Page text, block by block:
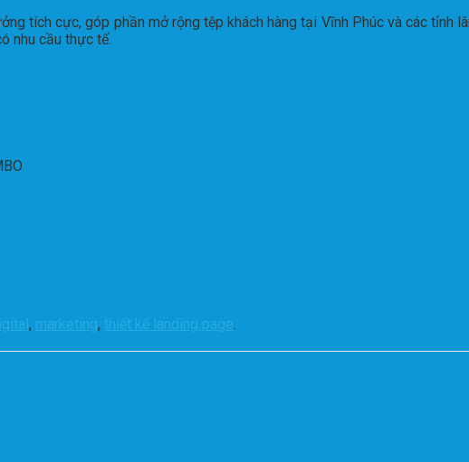
tích cực, góp phần mở rộng tệp khách hàng tại Vĩnh Phúc và các tỉnh
nhu cầu thực tế.
, marketing, thiết kế landing page.